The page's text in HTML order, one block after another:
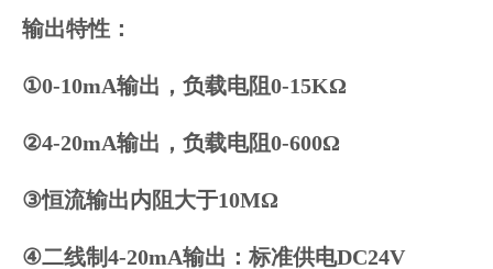
输出特性：
①0-10mA输出，负载电阻0-15KΩ
②4-20mA输出，负载电阻0-600Ω
③恒流输出内阻大于10MΩ
④二线制4-20mA输出：标准供电DC24V